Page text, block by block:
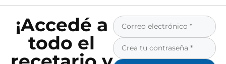
¡Accedé a
todo el